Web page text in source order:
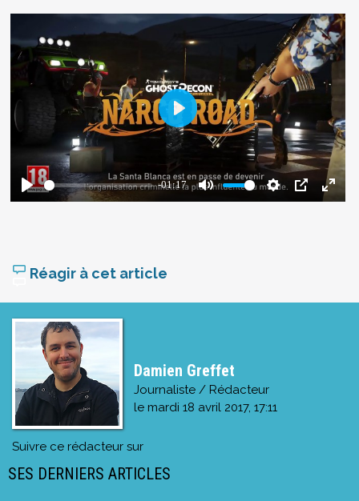
Réagir à cet article
Damien Greffet
Journaliste / Rédacteur
le mardi 18 avril 2017, 17:11
Suivre ce rédacteur sur
SES DERNIERS ARTICLES